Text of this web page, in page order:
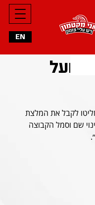
EN
לקבל את המלצת
שם וסמל הקבוצה